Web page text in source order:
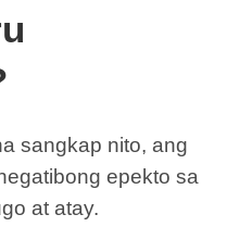
sangkap nito, ang
epekto sa
at atay.